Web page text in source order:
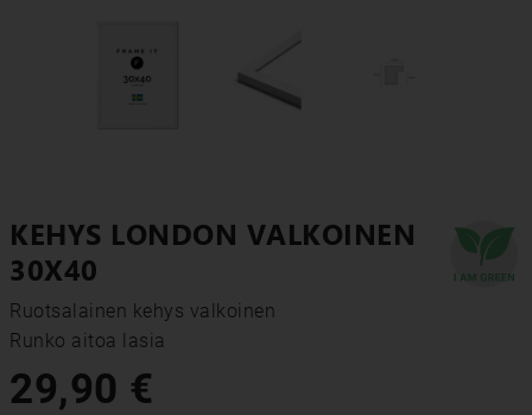
KEHYS LONDON VALKOINEN
30X40
Ruotsalainen kehys valkoinen
Runko aitoa lasia
29,90 €